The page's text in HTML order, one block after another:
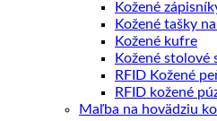
Kožené
Kožené tašky
Kožené kufre
Kožené stolové
RFID Kožené
RFID kožené
Maľba na hovädziu